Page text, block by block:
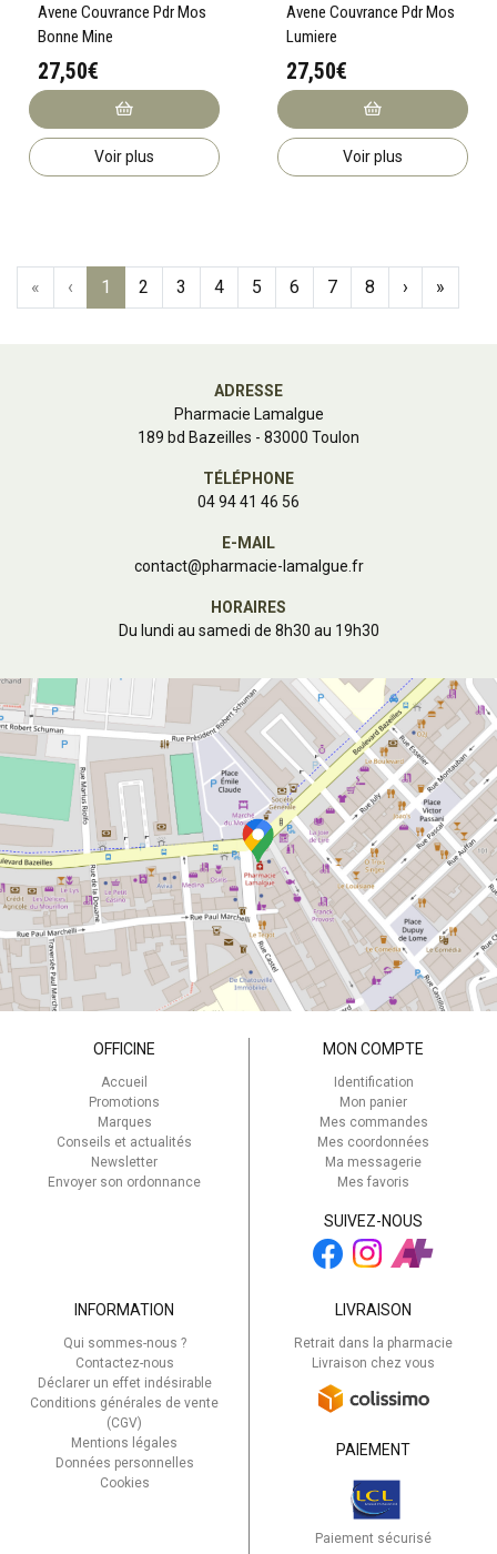
Avene Couvrance Pdr Mos
Bonne Mine
27,50€
Voir plus
Avene Couvrance Pdr Mos
Lumiere
27,50€
Voir plus
« ‹ 1 2 3 4 5 6 7 8 › »
ADRESSE
Pharmacie Lamalgue
189 bd Bazeilles - 83000 Toulon
TÉLÉPHONE
04 94 41 46 56
E-MAIL
contact@pharmacie-lamalgue.fr
HORAIRES
Du lundi au samedi de 8h30 au 19h30
OFFICINE
Accueil
Promotions
Marques
Conseils et actualités
Newsletter
Envoyer son ordonnance
MON COMPTE
Identification
Mon panier
Mes commandes
Mes coordonnées
Ma messagerie
Mes favoris
SUIVEZ-NOUS
INFORMATION
Qui sommes-nous ?
Contactez-nous
Déclarer un effet indésirable
Conditions générales de vente
(CGV)
Mentions légales
Données personnelles
Cookies
LIVRAISON
Retrait dans la pharmacie
Livraison chez vous
PAIEMENT
Paiement sécurisé